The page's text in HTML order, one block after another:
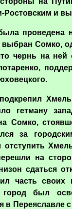
и
проведена
Сомко,
чернь на ней
гетману
Сомко,
за
отступить
на
сдаться
часть
город был
в Переяславле